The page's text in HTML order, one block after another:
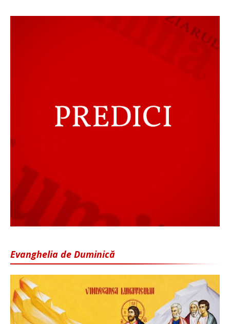
Evanghelia de Duminică